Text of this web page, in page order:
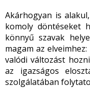
Akárhogyan is
komoly döntéseket
könnyű szavak
magam az
valódi változást
az igazságos
szolgálatában